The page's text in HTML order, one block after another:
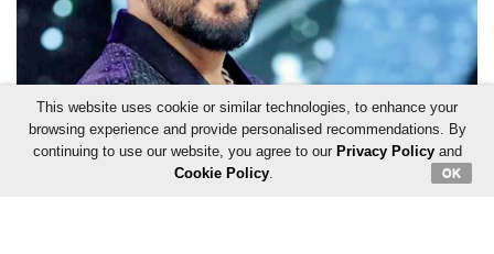
This website uses cookie or similar technologies, to enhance your
browsing experience and provide personalised recommendations. By
continuing to use our website, you agree to our Privacy Policyand
Cookie Policy. OK